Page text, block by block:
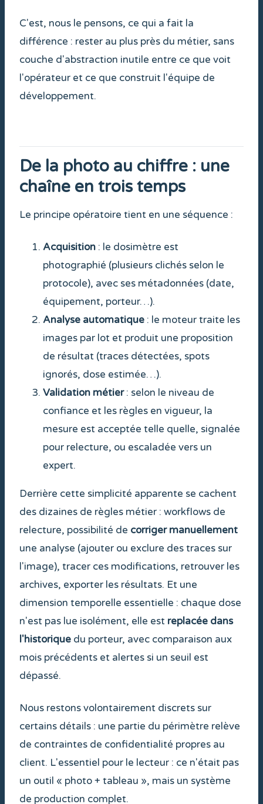
C'est, nous le pensons, ce qui a fait la
différence : rester au plus près du métier, sans
couche d'abstraction inutile entre ce que voit
l'opérateur et ce que construit l'équipe de
développement.
De la photo au chiffre : une
chaîne en trois temps
Le principe opératoire tient en une séquence :
Acquisition : le dosimètre est
photographié (plusieurs clichés selon le
protocole), avec ses métadonnées (date,
équipement, porteur…).
Analyse automatique : le moteur traite les
images par lot et produit une proposition
de résultat (traces détectées, spots
ignorés, dose estimée…).
Validation métier: selon le niveau de
confiance et les règles en vigueur, la
mesure est acceptée telle quelle, signalée
pour relecture, ou escaladée vers un
expert.
Derrière cette simplicité apparente se cachent
des dizaines de règles métier : workflows de
relecture, possibilité de corriger manuellement
une analyse (ajouter ou exclure des traces sur
l'image), tracer ces modifications, retrouver les
archives, exporter les résultats. Et une
dimension temporelle essentielle : chaque dose
n'est pas lue isolément, elle est replacée dans
l'historique du porteur, avec comparaison aux
mois précédents et alertes si un seuil est
dépassé.
Nous restons volontairement discrets sur
certains détails : une partie du périmètre relève
de contraintes de confidentialité propres au
client. L'essentiel pour le lecteur : ce n'était pas
un outil « photo + tableau », mais un système
de production complet.